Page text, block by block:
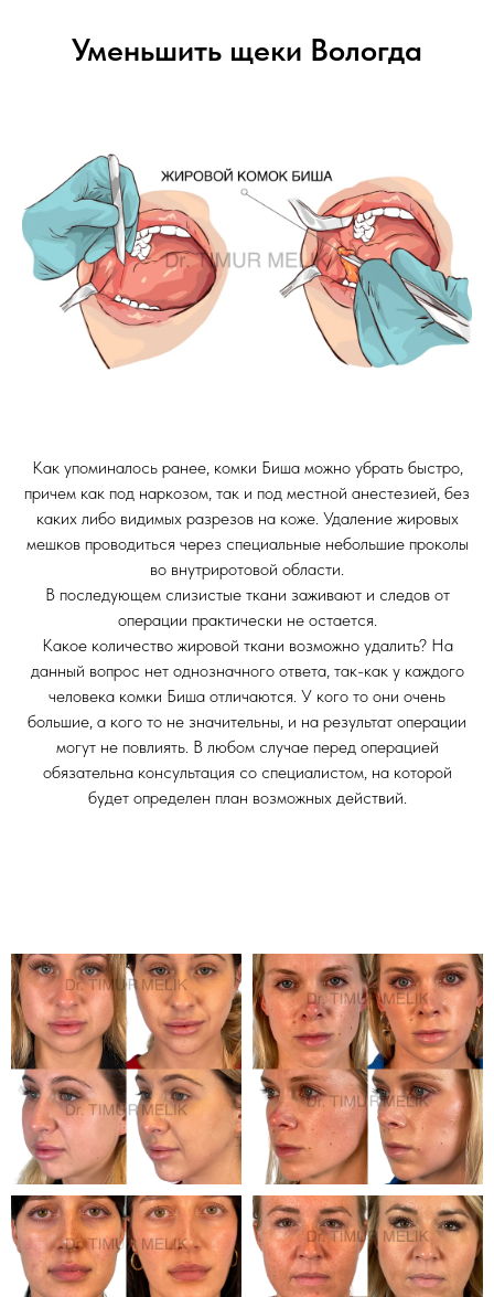
Уменьшить щеки Вологда
Как упоминалось ранее, комки Биша можно убрать быстро,
причем как под наркозом, так и под местной анестезией, без
каких либо видимых разрезов на коже. Удаление жировых
мешков проводиться через специальные небольшие проколы
во внутриротовой области.
В последующем слизистые ткани заживают и следов от
операции практически не остается.
Какое количество жировой ткани возможно удалить? На
данный вопрос нет однозначного ответа, так-как у каждого
человека комки Биша отличаются. У кого то они очень
большие, а кого то не значительны, и на результат операции
могут не повлиять. В любом случае перед операцией
обязательна консультация со специалистом, на которой
будет определен план возможных действий.